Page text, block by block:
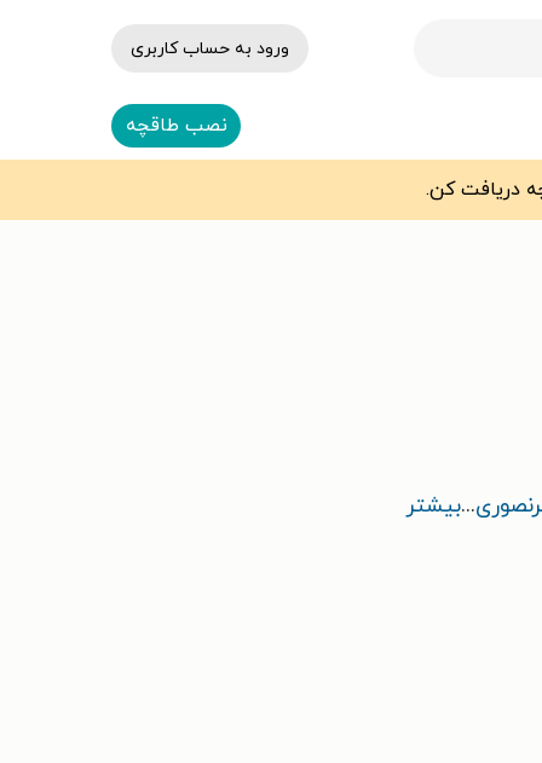
ورود به حساب کاربری
نصب طاقچه
...بیشتر